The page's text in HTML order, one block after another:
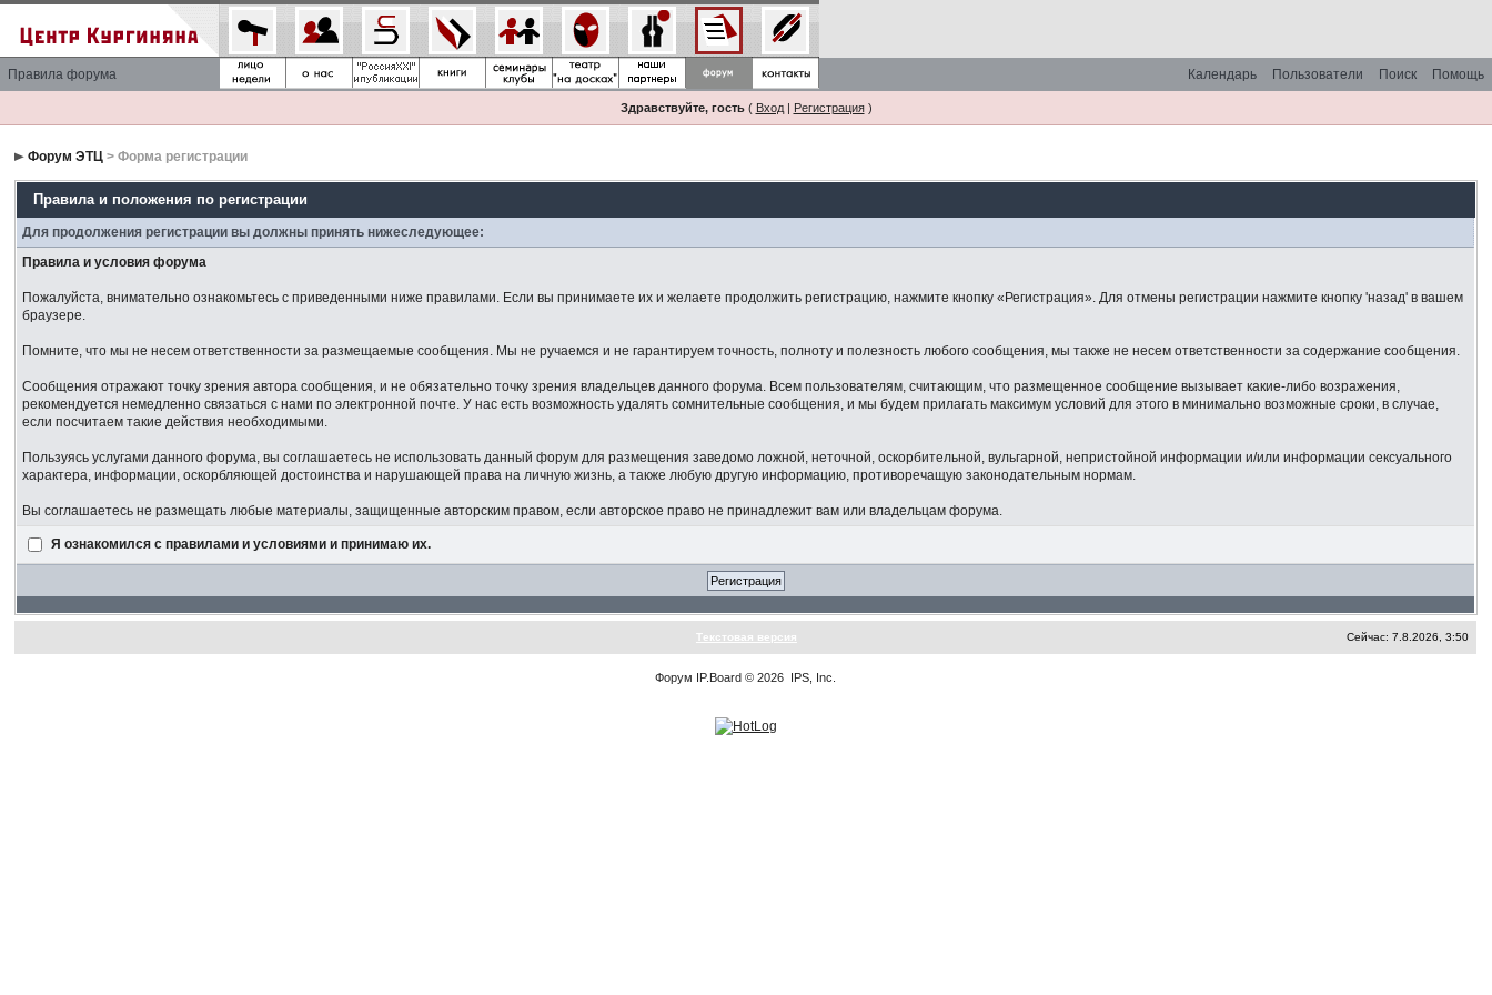
Правила форума Помощь
Поиск
Пользователи
Календарь
Здравствуйте, гость( Вход| Регистрация)
Форум ЭТЦ > Форма регистрации
Правила и положения по регистрации
Для продолжения регистрации вы должны принять нижеследующее:
Правила и условия форума
Пожалуйста, внимательно ознакомьтесь с приведенными ниже правилами. Если вы принимаете их и желаете продолжить регистрацию, нажмите кнопку «Регистрация». Для отмены регистрации нажмите кнопку 'назад' в вашем
браузере.
Помните, что мы не несем ответственности за размещаемые сообщения. Мы не ручаемся и не гарантируем точность, полноту и полезность любого сообщения, мы также не несем ответственности за содержание сообщения.
Сообщения отражают точку зрения автора сообщения, и не обязательно точку зрения владельцев данного форума. Всем пользователям, считающим, что размещенное сообщение вызывает какие-либо возражения,
рекомендуется немедленно связаться с нами по электронной почте. У нас есть возможность удалять сомнительные сообщения, и мы будем прилагать максимум условий для этого в минимально возможные сроки, в случае,
если посчитаем такие действия необходимыми.
Пользуясь услугами данного форума, вы соглашаетесь не использовать данный форум для размещения заведомо ложной, неточной, оскорбительной, вульгарной, непристойной информации и/или информации сексуального
характера, информации, оскорбляющей достоинства и нарушающей права на личную жизнь, а также любую другую информацию, противоречащую законодательным нормам.
Вы соглашаетесь не размещать любые материалы, защищенные авторским правом, если авторское право не принадлежит вам или владельцам форума.
Я ознакомился с правилами и условиями и принимаю их.
Текстовая версия Сейчас: 7.8.2026, 3:50
Форум IP.Board © 2026 IPS, Inc